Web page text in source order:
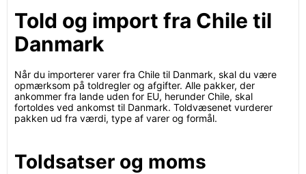
Told og import fra Chile til
Danmark
Når du importerer varer fra Chile til Danmark, skal du være
opmærksom på toldregler og afgifter. Alle pakker, der
ankommer fra lande uden for EU, herunder Chile, skal
fortoldes ved ankomst til Danmark. Toldvæsenet vurderer
pakken ud fra værdi, type af varer og formål.
Toldsatser og moms